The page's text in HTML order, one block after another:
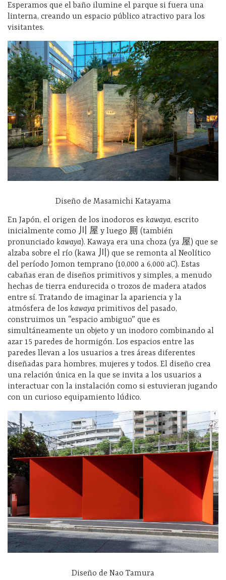
Esperamos que el baño ilumine el parque si fuera una
linterna, creando un espacio público atractivo para los
visitantes.
Diseño de Masamichi Katayama
En Japón, el origen de los inodoros es kawaya, escrito
inicialmente como 川 屋 y luego 厠 (también
pronunciado kawaya). Kawaya era una choza (ya 屋) que se
alzaba sobre el río (kawa 川) que se remonta al Neolítico
del período Jomon temprano (10,000 a 6,000 aC). Estas
cabañas eran de diseños primitivos y simples, a menudo
hechas de tierra endurecida o trozos de madera atados
entre sí. Tratando de imaginar la apariencia y la
atmósfera de los kawaya primitivos del pasado,
construimos un “espacio ambiguo” que es
simultáneamente un objeto y un inodoro combinando al
azar 15 paredes de hormigón. Los espacios entre las
paredes llevan a los usuarios a tres áreas diferentes
diseñadas para hombres, mujeres y todos. El diseño crea
una relación única en la que se invita a los usuarios a
interactuar con la instalación como si estuvieran jugando
con un curioso equipamiento lúdico.
Diseño de Nao Tamura